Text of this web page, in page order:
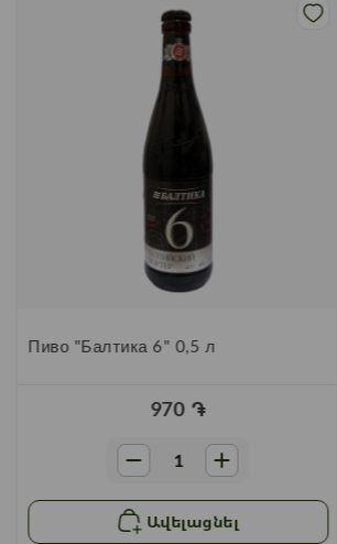
Пиво "Балтика 6" 0,5 л
970 ֏
Ավելացնել